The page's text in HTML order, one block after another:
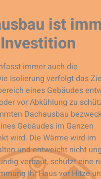
ist
immer auch die
Isolierung verfolgt das
eines Gebäudes
vor Abkühlung zu
Dachausbau
Gebäudes im Ganzen
wird. Die Wärme wird im
und entweicht nicht
verbaut, schützt eine
Ihr Haus vor Hitze